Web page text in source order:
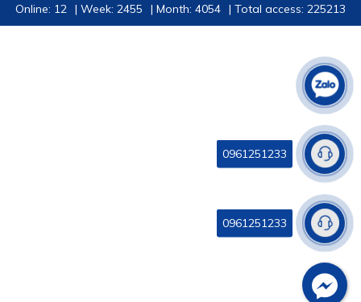
Online: 12 | Week: 2455 | Month: 4054 | Total access: 225213
0961251233
0961251233